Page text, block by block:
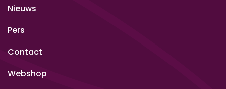
Nieuws
Pers
Contact
Webshop